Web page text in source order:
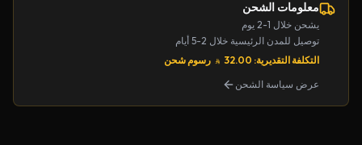
معلومات الشحن
يشحن خلال 1-2 يوم
توصيل للمدن الرئيسية خلال 2-5 أيام
التكلفة التقديرية: 32.00
رسوم شحن
عرض سياسة الشحن